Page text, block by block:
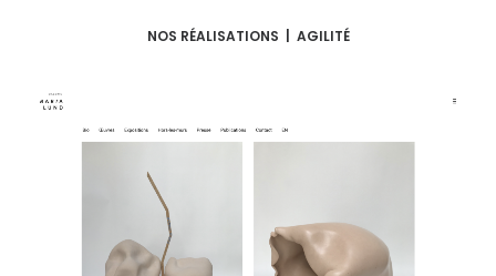
NOS RÉALISATIONS | AGILITÉ
Refonte